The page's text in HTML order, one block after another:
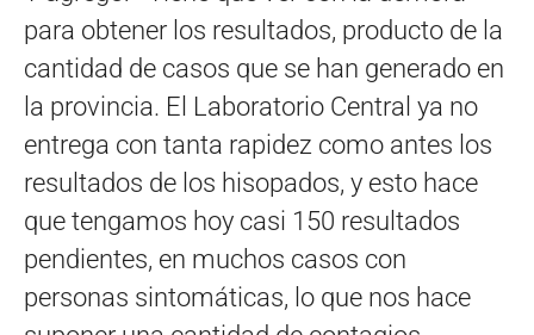
para obtener los resultados, producto de la
cantidad de casos que se han generado en
la provincia. El Laboratorio Central ya no
entrega con tanta rapidez como antes los
resultados de los hisopados, y esto hace
que tengamos hoy casi 150 resultados
pendientes, en muchos casos con
personas sintomáticas, lo que nos hace